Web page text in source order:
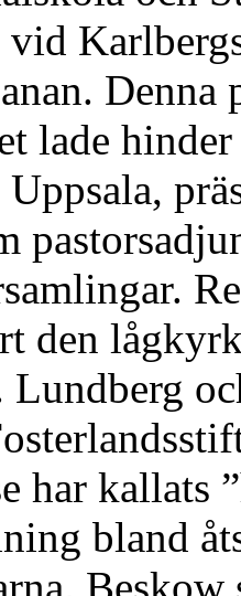
lade
den
Lundberg
har kallats
bland